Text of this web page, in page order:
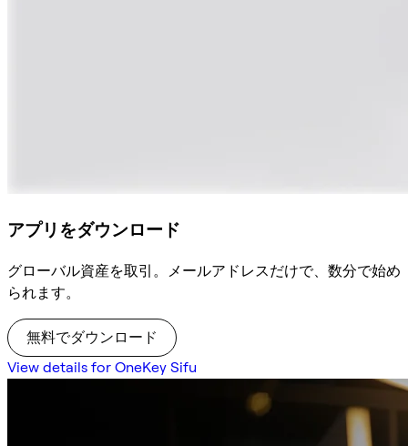
アプリをダウンロード
グローバル資産を取引。メールアドレスだけで、数分で始め
られます。
無料でダウンロード
View details for OneKey Sifu